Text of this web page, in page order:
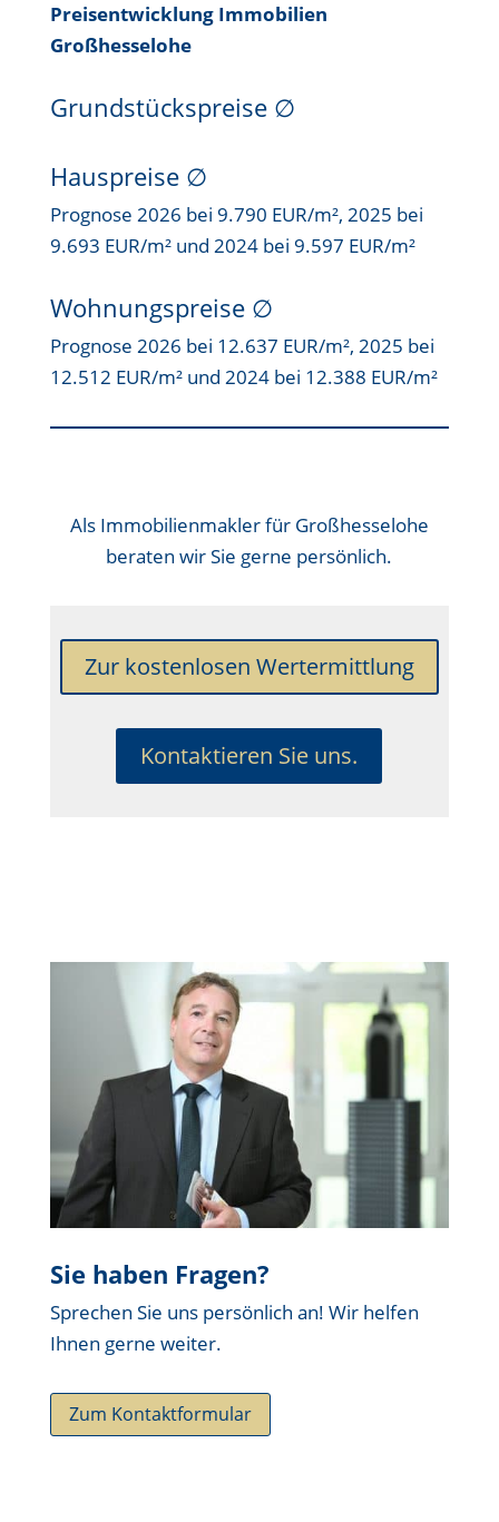
Preisentwicklung Immobilien
Großhesselohe
Grundstückspreise ∅
Hauspreise ∅
Prognose 2026 bei 9.790 EUR/m², 2025 bei
9.693 EUR/m² und 2024 bei 9.597 EUR/m²
Wohnungspreise ∅
Prognose 2026 bei 12.637 EUR/m², 2025 bei
12.512 EUR/m² und 2024 bei 12.388 EUR/m²
Als Immobilienmakler für Großhesselohe
beraten wir Sie gerne persönlich.
Zur kostenlosen Wertermittlung
Kontaktieren Sie uns.
Sie haben Fragen?
Sprechen Sie uns persönlich an! Wir helfen
Ihnen gerne weiter.
Zum Kontaktformular